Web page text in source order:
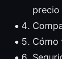
precio
Cómo